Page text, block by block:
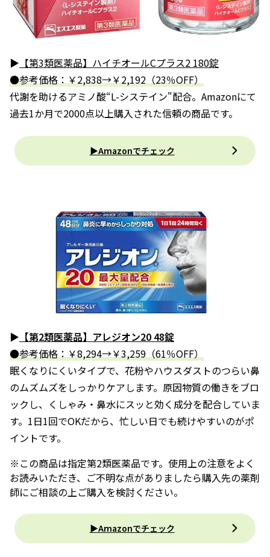
▶ 【第3類医薬品】ハイチオールCプラス2 180錠
●参考価格：￥2,838→￥2,192（23％OFF）
代謝を助けるアミノ酸“L-システイン"配合。Amazonにて
過去1か月で2000点以上購入された信頼の商品です。
▶Amazonでチェック
▶ 【第2類医薬品】アレジオン20 48錠
●参考価格：￥8,294→￥3,259（61％OFF）
眠くなりにくいタイプで、花粉やハウスダストのつらい鼻
のムズムズをしっかりケアします。原因物質の働きをブロ
ックし、くしゃみ・鼻水にスッと効く成分を配合していま
す。1日1回でOKだから、忙しい日でも続けやすいのがポ
イントです。
※この商品は指定第2類医薬品です。使用上の注意をよく
お読みいただき、ご不明な点がありましたら購入先の薬剤
師にご相談の上ご購入を検討ください。
▶Amazonでチェック